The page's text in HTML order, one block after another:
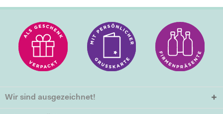
Wir sind ausgezeichnet!